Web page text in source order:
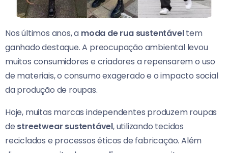
Nos últimos anos, a moda de rua sustentáveltem
ganhado destaque. A preocupação ambiental levou
muitos consumidores e criadores a repensarem o uso
de materiais, o consumo exagerado e o impacto social
da produção de roupas.
Hoje, muitas marcas independentes produzem roupas
de streetwear sustentável, utilizando tecidos
reciclados e processos éticos de fabricação. Além